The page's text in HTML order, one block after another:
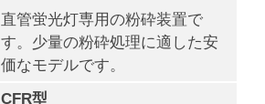
直管蛍光灯専用の粉砕装置で
す。少量の粉砕処理に適した安
価なモデルです。
CFR型